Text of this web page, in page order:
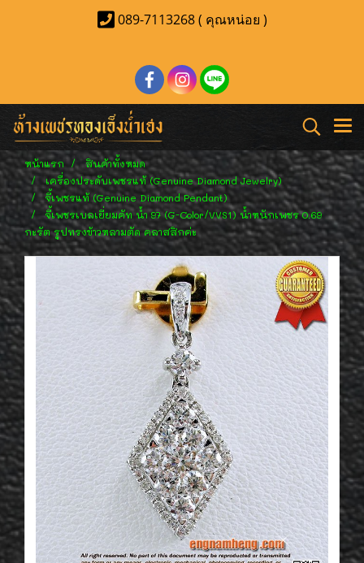
089-7113268 ( คุณหน่อย )
หน้าแรก
สินค้าทั้งหมด
เครื่องประดับเพชรแท้ (Genuine Diamond Jewelry)
จี้เพชรแท้ (Genuine Diamond Pendant)
จี้เพชรเบลเยี่ยมคัท น้ำ 97 (G-Color/VVS1) น้ำหนักเพชร 0.69
กะรัต รูปทรงข้าวหลามตัด คลาสสิกค่ะ